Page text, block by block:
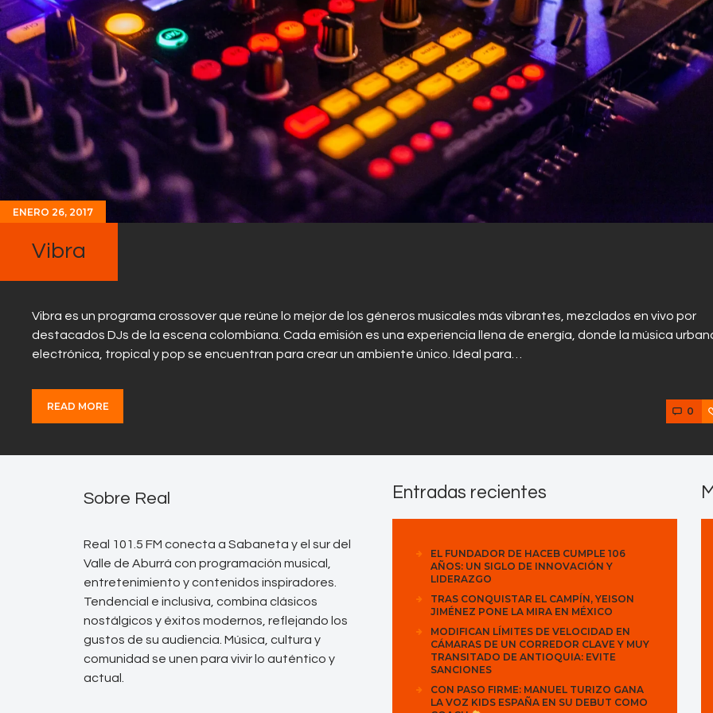
ENERO 26, 2017
Vibra
Vibra es un programa crossover que reúne lo mejor de los géneros musicales más vibrantes, mezclados en vivo por
destacados DJs de la escena colombiana. Cada emisión es una experiencia llena de energía, donde la música
electrónica, tropical y pop se encuentran para crear un ambiente único. Ideal para…
READ MORE 0
Sobre Real
Real 101.5 FM conecta a Sabaneta y el sur del
Valle de Aburrá con programación musical,
entretenimiento y contenidos inspiradores.
Tendencial e inclusiva, combina clásicos
nostálgicos y éxitos modernos, reflejando los
gustos de su audiencia. Música, cultura y
comunidad se unen para vivir lo auténtico y
actual.
Entradas recientes
EL FUNDADOR DE HACEB CUMPLE 106
AÑOS: UN SIGLO DE INNOVACIÓN Y
LIDERAZGO
TRAS CONQUISTAR EL CAMPÍN, YEISON
JIMÉNEZ PONE LA MIRA EN MÉXICO
MODIFICAN LÍMITES DE VELOCIDAD EN
CÁMARAS DE UN CORREDOR CLAVE Y MUY
TRANSITADO DE ANTIOQUIA: EVITE
SANCIONES
CON PASO FIRME: MANUEL TURIZO GANA
LA VOZ KIDS ESPAÑA EN SU DEBUT COMO